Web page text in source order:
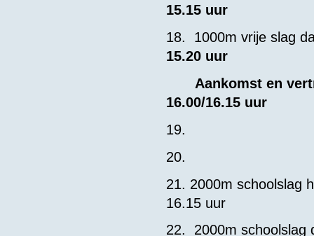
15.15 uur
18. 1000m
15.20 uur
16.00/16.15 uur
19.
20.
21. 2000m
16.15 uur
22. 2000m